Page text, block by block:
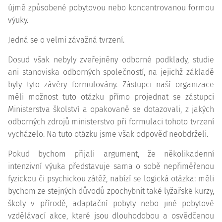
újmě způsobené pobytovou nebo koncentrovanou formou
výuky.
Jedná se o velmi závažná tvrzení.
Dosud však nebyly zveřejněny odborné podklady, studie
ani stanoviska odborných společností, na jejichž základě
byly tyto závěry formulovány. Zástupci naší organizace
měli možnost tuto otázku přímo projednat se zástupci
Ministerstva školství a opakovaně se dotazovali, z jakých
odborných zdrojů ministerstvo při formulaci tohoto tvrzení
vycházelo. Na tuto otázku jsme však odpověď neobdrželi.
Pokud bychom přijali argument, že několikadenní
intenzivní výuka představuje sama o sobě nepřiměřenou
fyzickou či psychickou zátěž, nabízí se logická otázka: měli
bychom ze stejných důvodů zpochybnit také lyžařské kurzy,
školy v přírodě, adaptační pobyty nebo jiné pobytové
vzdělávací akce, které jsou dlouhodobou a osvědčenou